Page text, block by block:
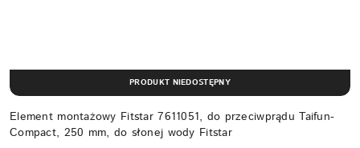
Element montażowy Fitstar 7611051, do przeciwprądu Taifun-
Compact, 250 mm, do słonej wody Fitstar
PRODUKT NIEDOSTĘPNY